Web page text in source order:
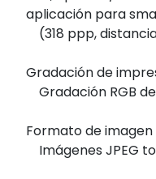
aplicación para
(318 ppp,
Gradación de
Gradación RGB
Formato de
Imágenes JPEG